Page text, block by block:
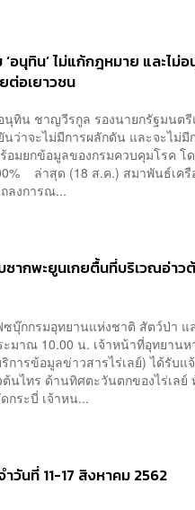
อนุทิน’ ไม่แก้กฎหมาย และไม่
ต่อเยาวชน
นุทิน ชาญวีรกูล รองนายกรัฐมนต
ว่าจะไม่มีการผลักดัน และจะไม่มี
อมยกข้อมูลของกรมควบคุมโรค โ
ล่าสุด (18 ส.ค.) สมาพันธ์เครื
ลงการณ...
ากพะยูนเกยตื้นที่บริเวณอ่าว
ซบุ๊กกรมอุทยานแห่งชาติ สัตว์ป่า
ะมาณ 10.00 น. เจ้าหน้าที่อุทยาน
การข้อมูลข่าวสารไร่เลย์) ได้รับ
นไทร ด้านทิศตะวันตกของไร่เลย์
กระบี่ เจ้าหน...
วันที่ 11-17 สิงหาคม 2562